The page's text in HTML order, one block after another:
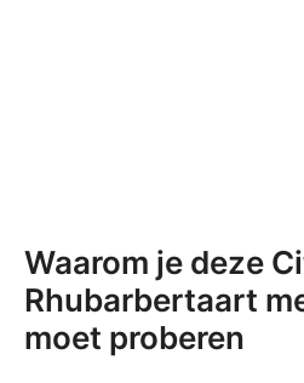
Waarom je deze
Rhubarbertaart
moet proberen